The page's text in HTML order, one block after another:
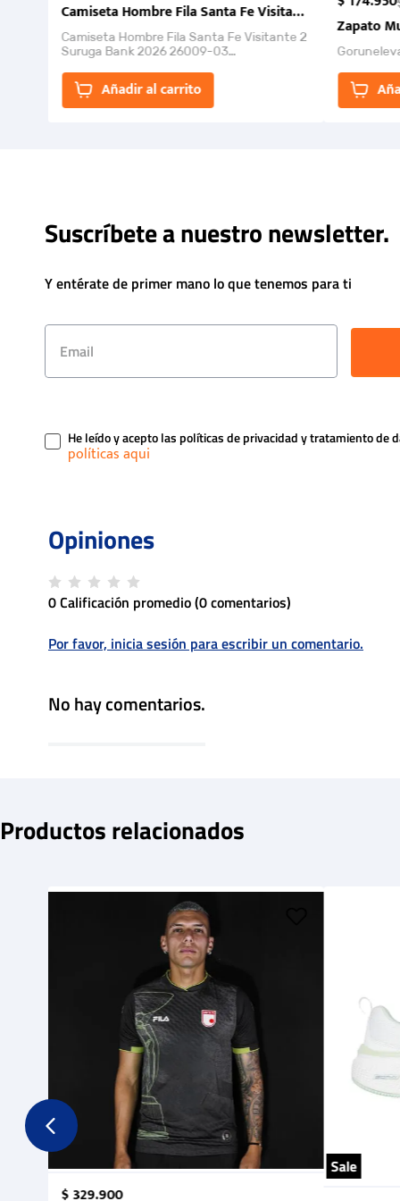
Camiseta Hombre Fila Santa Fe Visitante 2 Suruga
Camiseta Hombre Fila Santa Fe Visitante 2
Suruga Bank 2026 26009-03
la Et...
Añadir al carrito
Zapato
Suscríbete a nuestro newsletter.
Y entérate de primer mano lo que tenemos para ti
He leído y acepto las políticas de privacidad y tratamiento de
0 Calificación promedio(0 comentarios)
Por favor, inicia sesión para escribir un comentario.
No hay comentarios.
Productos relacionados
$329.900
Sale